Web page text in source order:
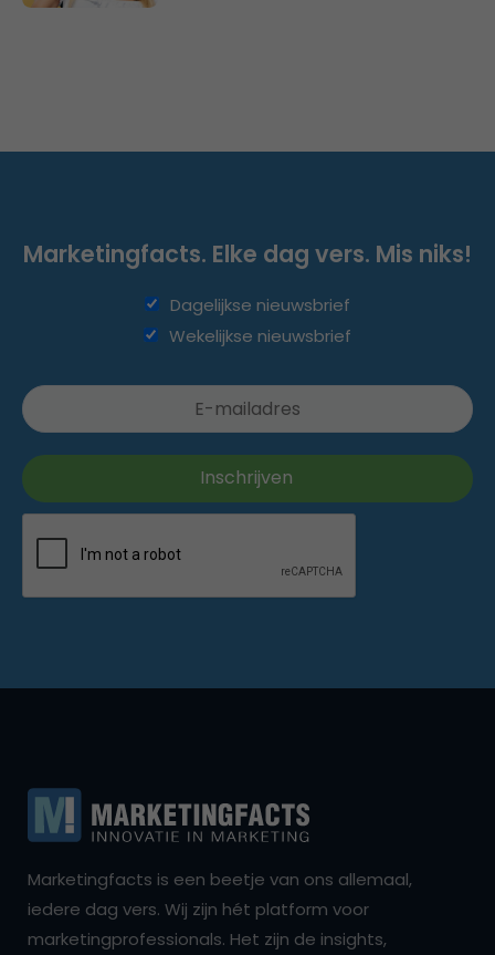
Marketingfacts. Elke dag vers. Mis niks!
Dagelijkse nieuwsbrief
Wekelijkse nieuwsbrief
Marketingfacts is een beetje van ons allemaal,
iedere dag vers. Wij zijn hét platform voor
marketingprofessionals. Het zijn de insights,